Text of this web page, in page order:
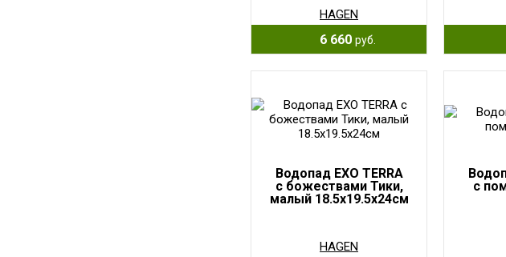
HAGEN
6 660 руб.
Водопад EXO TERRA
с божествами Тики,
малый 18.5x19.5x24см
HAGEN
с